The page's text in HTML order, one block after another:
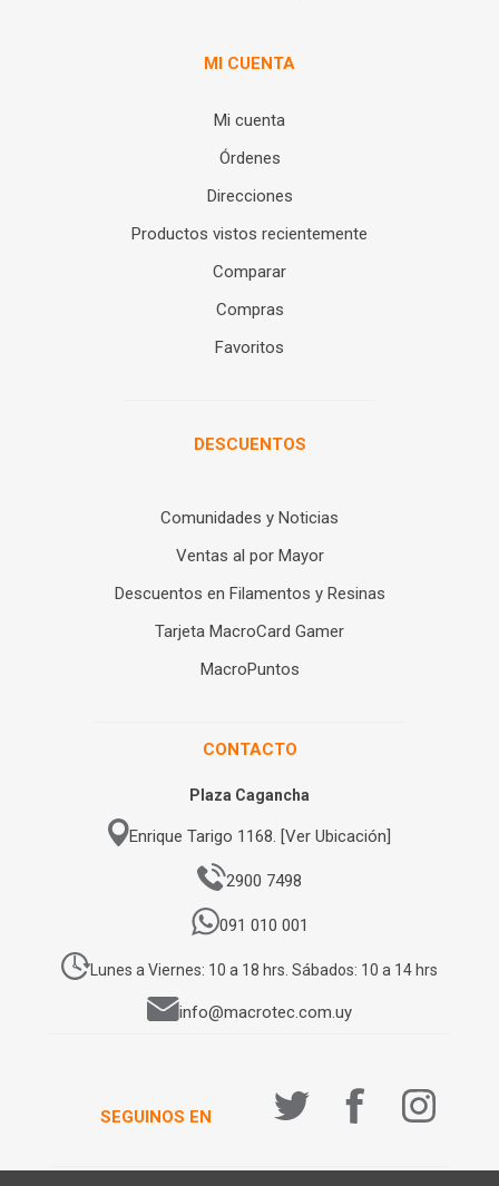
MI CUENTA
Mi cuenta
Órdenes
Direcciones
Productos vistos recientemente
Comparar
Compras
Favoritos
DESCUENTOS
Comunidades y Noticias
Ventas al por Mayor
Descuentos en Filamentos y Resinas
Tarjeta MacroCard Gamer
MacroPuntos
CONTACTO
Plaza Cagancha
Enrique Tarigo 1168. [Ver Ubicación]
2900 7498
091 010 001
Lunes a Viernes: 10 a 18 hrs. Sábados: 10 a 14 hrs
info@macrotec.com.uy
SEGUINOS EN